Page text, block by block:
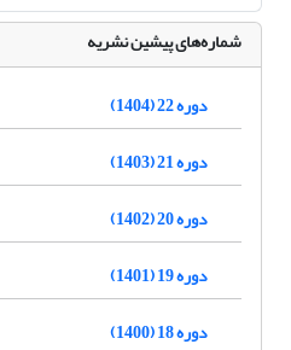
شماره‌های پیشین نشریه
دوره 22 (1404)
دوره 21 (1403)
دوره 20 (1402)
دوره 19 (1401)
دوره 18 (1400)